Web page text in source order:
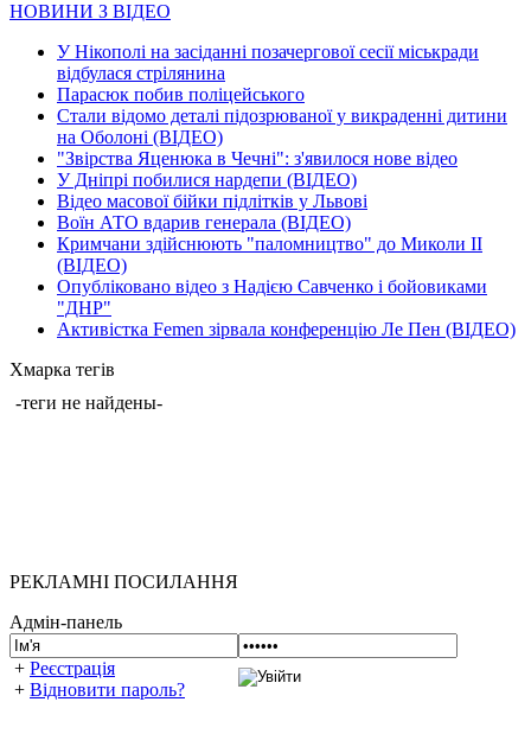
НОВИНИ З ВІДЕО
У Нікополі на засіданні позачергової сесії міськради
відбулася стрілянина
Парасюк побив поліцейського
Стали відомо деталі підозрюваної у викраденні дитини
на Оболоні (ВІДЕО)
"Звірства Яценюка в Чечні": з'явилося нове відео
У Дніпрі побилися нардепи (ВІДЕО)
Відео масової бійки підлітків у Львові
Воїн АТО вдарив генерала (ВІДЕО)
Кримчани здійснюють "паломництво" до Миколи ІІ
(ВІДЕО)
Опубліковано відео з Надією Савченко і бойовиками
"ДНР"
Активістка Femen зірвала конференцію Ле Пен (ВІДЕО)
Хмарка тегів
-теги не найдены-
РЕКЛАМНІ ПОСИЛАННЯ
Адмін-панель
+ Реєстрація
+ Відновити пароль?